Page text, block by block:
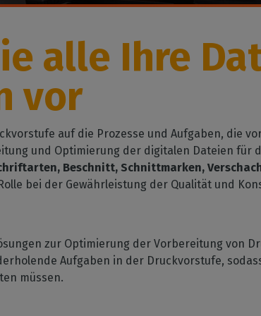
Workflow-Management
CalderaDock
Verwalten Sie alle Ihre
EISENWARE
DELL Computer
Vorinstallierte RIP Stationen
für eine einfache Einrichtung
Spektralphotometer
drucken
Druck
Ihre industrielle
Tintenverbrauch
Automatisierung
Rationalisieren Sie Ihre
Produktion
und
Erhalten Sie unsere
alle Ihre
vor
auf die Prozesse und Aufgaben, die
und Optimierung der digitalen Dateien für
Beschnitt, Schnittmarken,
bei der Gewährleistung der Qualität und
zur Optimierung der Vorbereitung von
Aufgaben in der Druckvorstufe,
müssen.